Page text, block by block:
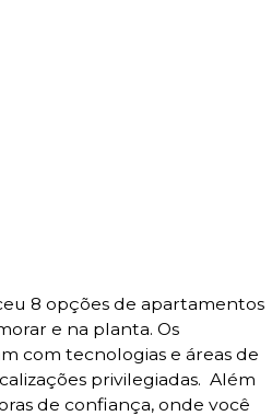
8 opções de apartamentos
e na planta. Os
com tecnologias e áreas de
privilegiadas. Além
de confiança, onde você